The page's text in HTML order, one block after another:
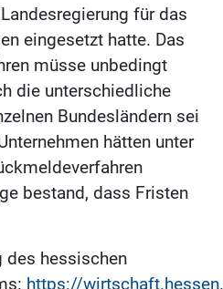
für das
eingesetzt hatte. Das
müsse unbedingt
die unterschiedliche
Bundesländern sei
hätten unter
bestand, dass Fristen
des hessischen
https://